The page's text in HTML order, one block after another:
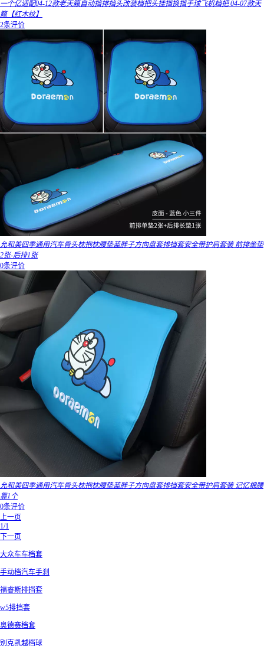
一个亿适配04-12款老天籁自动挡排挡头改装档把头挂挡换挡手球飞机档把 04-07款天
籁【红木纹】
2条评价
允和美四季通用汽车骨头枕抱枕腰垫蓝胖子方向盘套排挡套安全带护肩套装 前排坐垫
2张-后排1张
0条评价
允和美四季通用汽车骨头枕抱枕腰垫蓝胖子方向盘套排挡套安全带护肩套装 记忆棉腰
靠1个
0条评价
上一页
1/1
下一页
大众车车档套
手动档汽车手刹
福睿斯排挡套
w5排挡套
奥德赛档套
别克凯越档球